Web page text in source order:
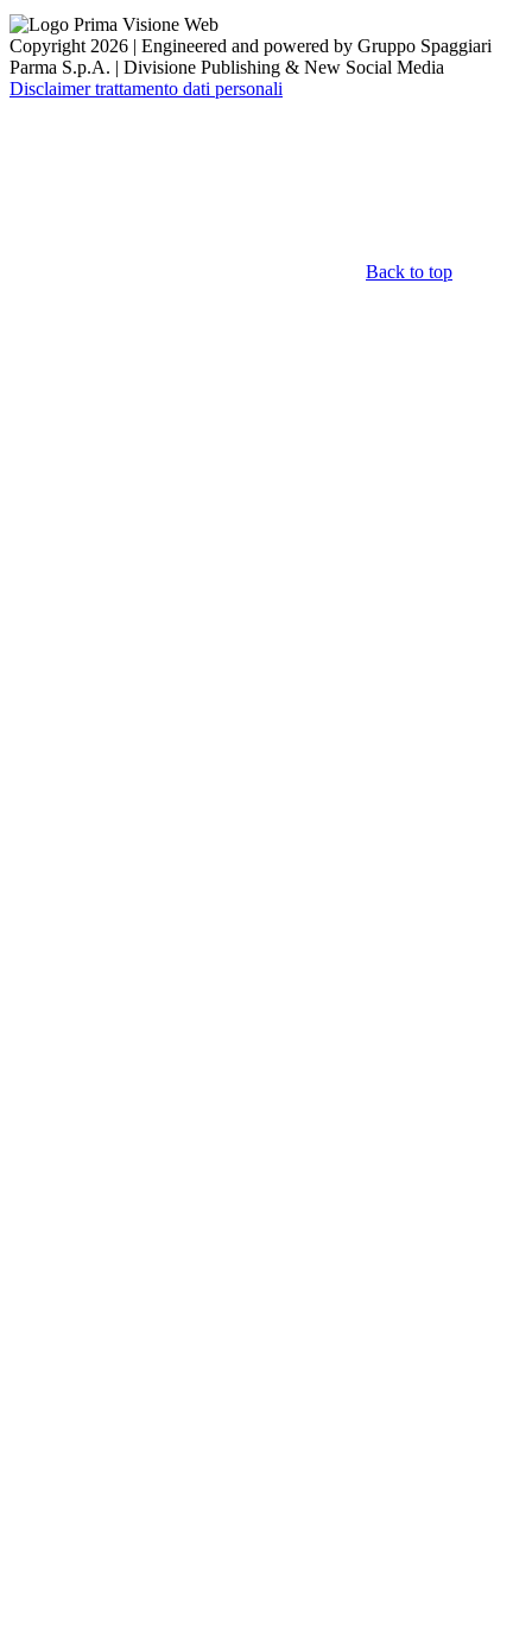
Copyright 2026 | Engineered and powered by Gruppo Spaggiari
Parma S.p.A. | Divisione Publishing & New Social Media
Disclaimer trattamento dati personali
Back to top